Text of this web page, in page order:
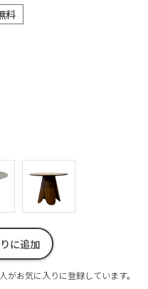
料
に追加
がお気に入りに登録しています。